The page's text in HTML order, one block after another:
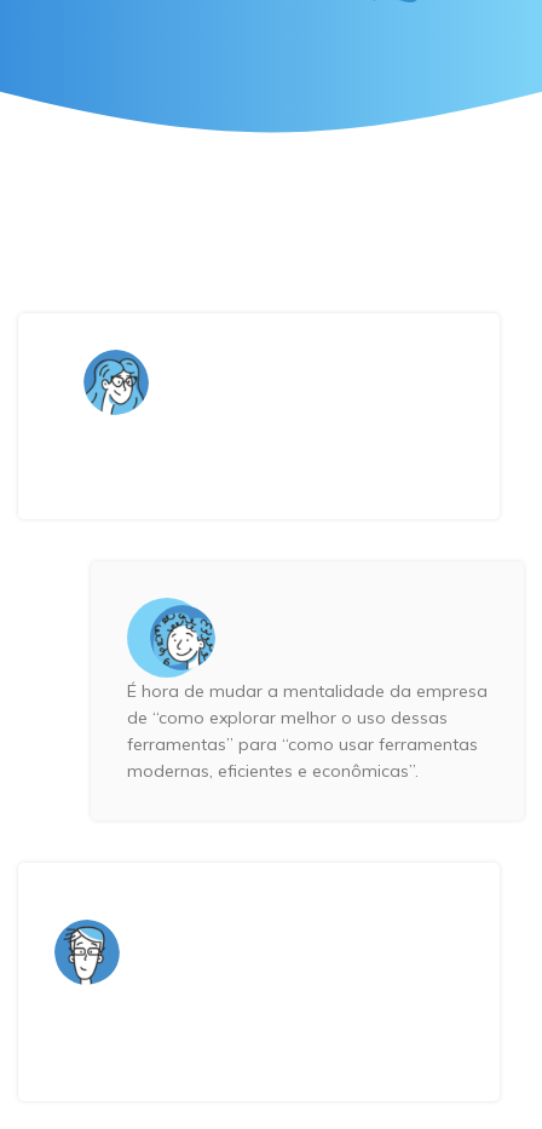
É hora de mudar a mentalidade da empresa
de “como explorar melhor o uso dessas
ferramentas” para “como usar ferramentas
modernas, eficientes e econômicas”.